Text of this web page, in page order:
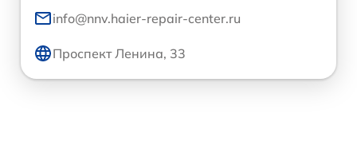
info@nnv.haier-repair-center.ru
Проспект Ленина, 33